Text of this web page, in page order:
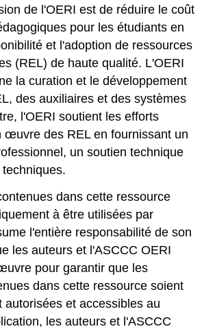
de l'OERI est de réduire le coût
pour les étudiants en
et l'adoption de ressources
(REL) de haute qualité. L'OERI
la curation et le développement
des auxiliaires et des systèmes
l'OERI soutient les efforts
œuvre des REL en fournissant un
un soutien technique
dans cette ressource
à être utilisées par
l'entière responsabilité de son
les auteurs et l'ASCCC OERI
pour garantir que les
dans cette ressource soient
autorisées et accessibles au
les auteurs et l'ASCCC